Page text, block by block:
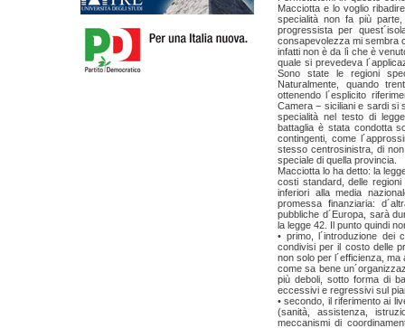
Macciotta e lo voglio
specialità non fa più
progressista per
consapevolezza mi sembra
infatti non è da lì che è
quale si prevedeva
Sono state le regioni
Naturalmente, quando
ottenendo l´esplicito
Camera − siciliani e sardi si
specialità nel testo di
battaglia è stata condotta
contingenti, come
stesso centrosinistra, di
speciale di quella provincia.
Macciotta lo ha detto: la
costi standard, delle
inferiori alla media
promessa finanziaria:
pubbliche d´Europa, sarà
la legge 42. Il punto quindi
• primo, l´introduzione dei
condivisi per il costo delle
non solo per l´efficienza,
come sa bene
più deboli, sotto forma di
eccessivi e regressivi sul
• secondo, il riferimento ai
(sanità, assistenza,
meccanismi di